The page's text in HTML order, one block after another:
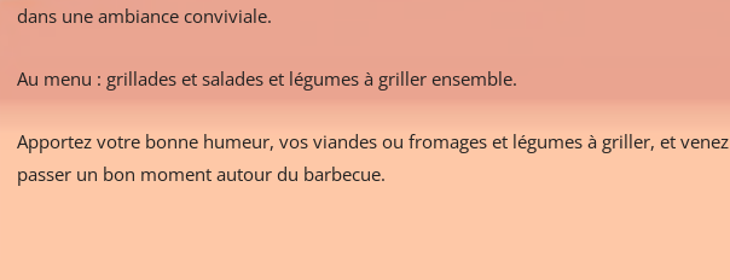
dans une ambiance conviviale.
Au menu : grillades et salades et légumes à griller ensemble.
Apportez votre bonne humeur, vos viandes ou fromages et légumes à griller, et venez
passer un bon moment autour du barbecue.